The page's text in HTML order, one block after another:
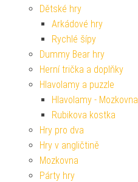
Dětské hry
Arkádové hry
Rychlé šípy
Dummy Bear hry
Herní trička a doplňky
Hlavolamy a puzzle
Hlavolamy - Mozkovna
Rubikova kostka
Hry pro dva
Hry v angličtině
Mozkovna
Párty hry